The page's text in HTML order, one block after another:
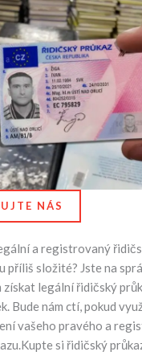
NÁS
a registrovaný
příliš složité? Jste na
získat legální řidičský
Bude nám ctí, pokud
vašeho pravého a
si řidičský